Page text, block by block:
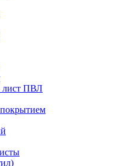
лист ПВЛ